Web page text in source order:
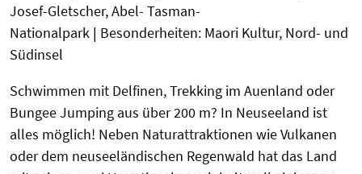
Josef-Gletscher, Abel- Tasman-
Nationalpark | Besonderheiten: Maori Kultur, Nord- und
Südinsel
Schwimmen mit Delfinen, Trekking im Auenland oder
BungeeJumping aus über 200 m? In Neuseeland ist
alles möglich! Neben Naturattraktionen wie Vulkanen
oder dem neuseeländischen Regenwald hat das Land